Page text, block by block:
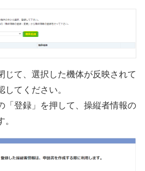
じて、選択した機体が反映されて
してください。
「登録」を押して、操縦者情報の